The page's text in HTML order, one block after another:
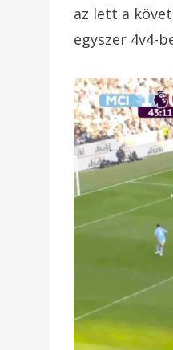
az lett a
egyszer 4v4-